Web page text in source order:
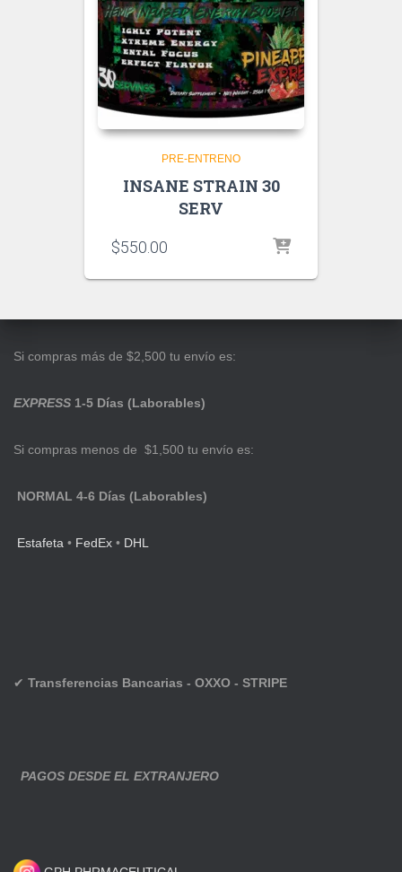
PRE-ENTRENO
INSANE STRAIN 30
SERV
$550.00
Si compras más de $2,500 tu envío es:
EXPRESS 1-5 Días (Laborables)
Si compras menos de $1,500 tu envío es:
NORMAL 4-6 Días (Laborables)
Estafeta • FedEx • DHL
✔ Transferencias Bancarias - OXXO - STRIPE
PAGOS DESDE EL EXTRANJERO